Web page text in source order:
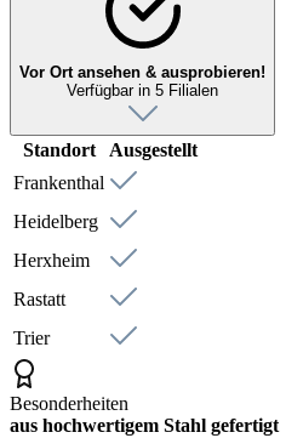
Vor Ort ansehen & ausprobieren!
Verfügbar in 5 Filialen
Standort
Ausgestellt
Frankenthal
Heidelberg
Herxheim
Rastatt
Trier
Besonderheiten
aus hochwertigem Stahl gefertigt